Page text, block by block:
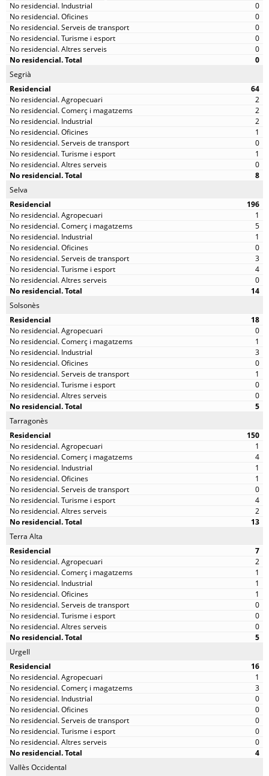
0
0
0
0
0
0
Segrià
64
2
2
2
1
0
1
0
8
Selva
196
1
5
1
0
3
4
0
14
Solsonès
18
0
1
3
0
1
0
0
5
Tarragonès
150
1
4
1
1
0
4
2
13
Terra Alta
7
2
1
1
1
0
0
0
5
Urgell
16
1
3
0
0
0
0
0
4
Vallès Occidental